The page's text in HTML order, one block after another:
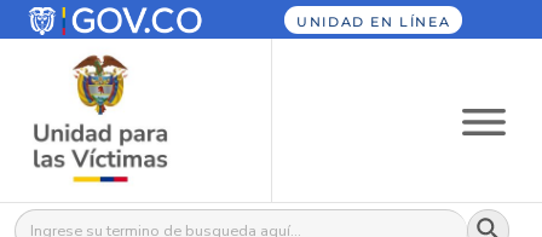
UNIDAD EN LÍNEA
Buscar: Botón